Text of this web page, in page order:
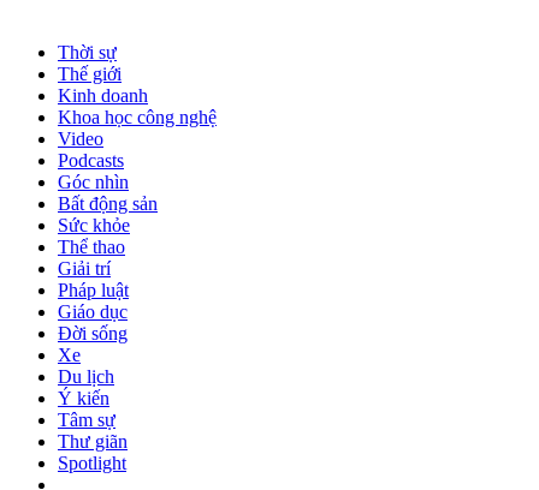
Thời sự
Thế giới
Kinh doanh
Khoa học công nghệ
Video
Podcasts
Góc nhìn
Bất động sản
Sức khỏe
Thể thao
Giải trí
Pháp luật
Giáo dục
Đời sống
Xe
Du lịch
Ý kiến
Tâm sự
Thư giãn
Spotlight